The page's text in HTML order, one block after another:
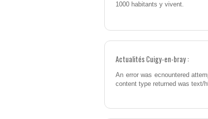
1000 habitants y vivent.
Actualités Cuigy-en-bray :
An error was ecnountered
content type returned was text/